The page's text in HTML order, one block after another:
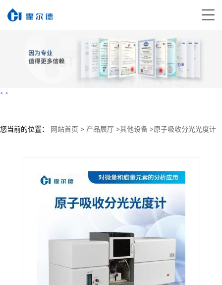
< >
您当前的位置： 网站首页 > 产品展厅 >其他设备 >原子吸收分光光度计